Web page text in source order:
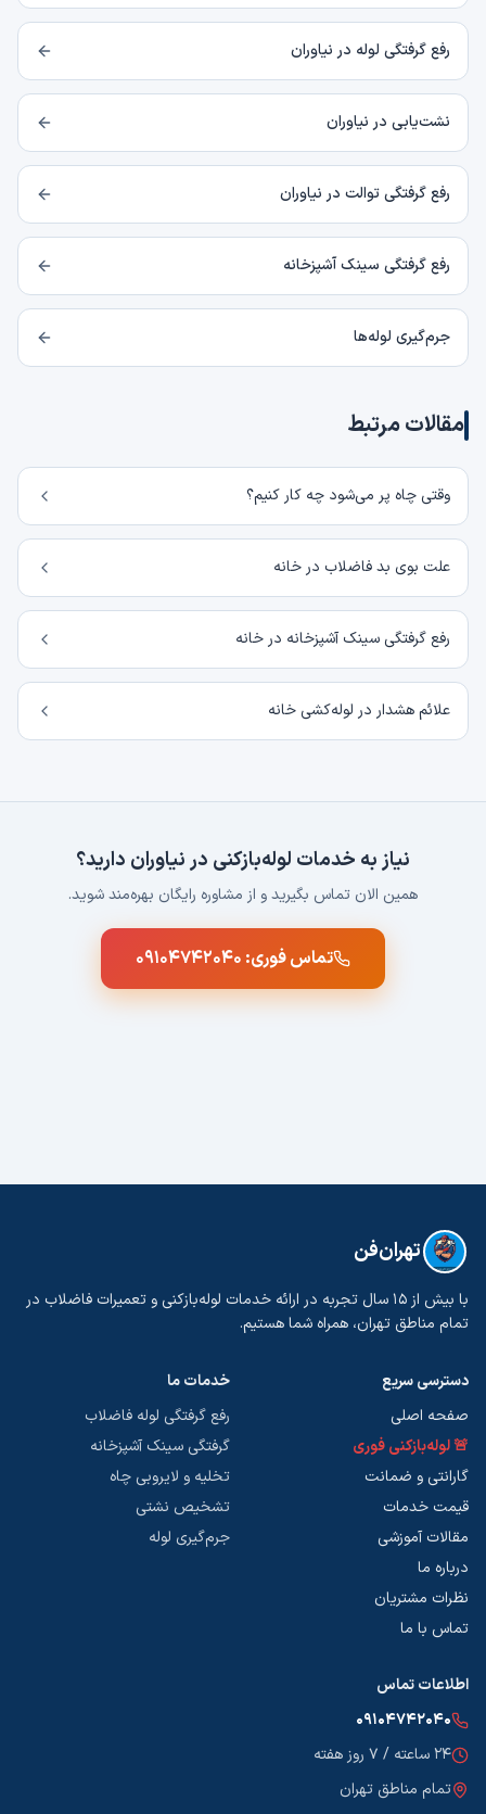
رفع گرفتگی لوله در نیاوران
نشت‌یابی در نیاوران
رفع گرفتگی توالت در نیاوران
رفع گرفتگی سینک آشپزخانه
جرم‌گیری لوله‌ها
مقالات مرتبط
وقتی چاه پر می‌شود چه کار کنیم؟
علت بوی بد فاضلاب در خانه
رفع گرفتگی سینک آشپزخانه در خانه
علائم هشدار در لوله‌کشی خانه
نیاز به خدمات لوله‌بازکنی درنیاوران دارید؟
همین الان تماس بگیرید و از مشاوره رایگان بهره‌مند شوید.
تماس فوری: ۰۹۱۰۴۷۴۲۰۴۰
تهران‌فن
با بیش از ۱۵ سال تجربه در ارائه خدمات لوله‌بازکنی و تعمیرات فاضلاب در
تمام مناطق تهران، همراه شما هستیم.
دسترسی سریع
صفحه اصلی
🚨 لوله‌بازکنی فوری
گارانتی و ضمانت
قیمت خدمات
مقالات آموزشی
درباره ما
نظرات مشتریان
تماس با ما
خدمات ما
رفع گرفتگی لوله فاضلاب
گرفتگی سینک آشپزخانه
تخلیه و لایروبی چاه
تشخیص نشتی
جرم‌گیری لوله
اطلاعات تماس
۰۹۱۰۴۷۴۲۰۴۰
۲۴ ساعته / ۷ روز هفته
تمام مناطق تهران